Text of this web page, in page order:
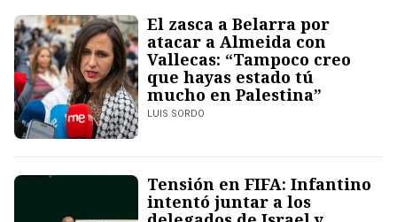
El zasca a Belarra por
atacar a Almeida con
Vallecas: “Tampoco creo
que hayas estado tú
mucho en Palestina”
LUIS SORDO
Tensión en FIFA: Infantino
intentó juntar a los